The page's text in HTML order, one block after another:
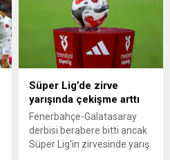
Süper Lig’de zirve
yarışında çekişme arttı
Fenerbahçe-Galatasaray
derbisi berabere bitti ancak
Süper Lig'in zirvesinde yarış